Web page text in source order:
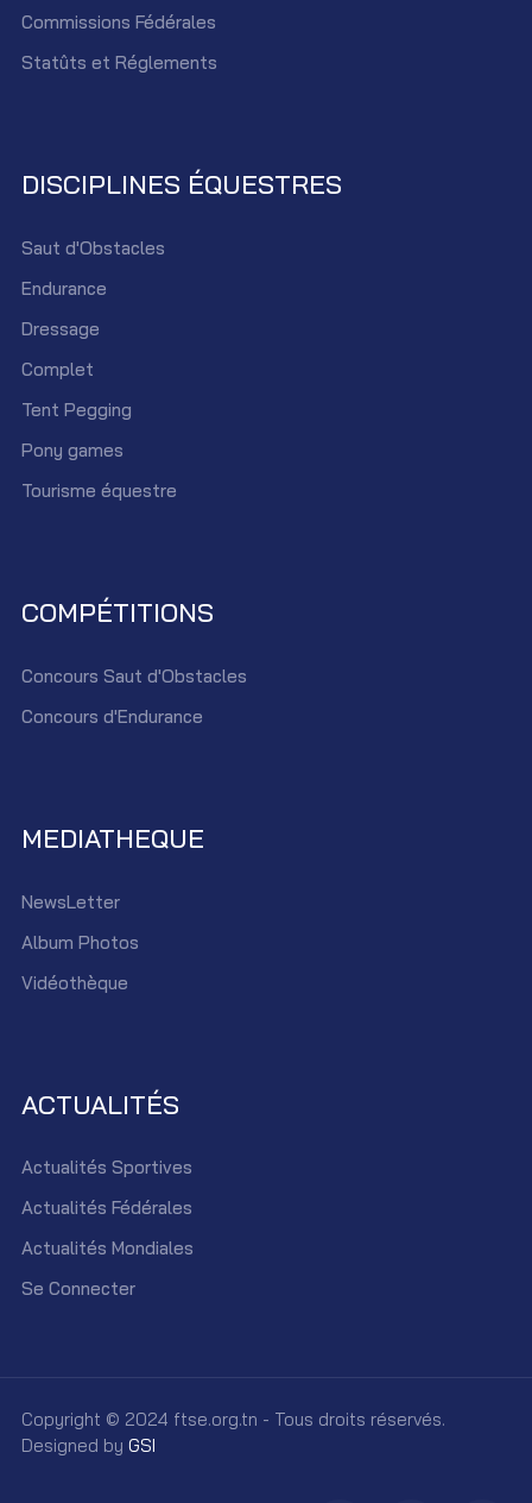
Commissions Fédérales
Statûts et Réglements
DISCIPLINES ÉQUESTRES
Saut d'Obstacles
Endurance
Dressage
Complet
Tent Pegging
Pony games
Tourisme équestre
COMPÉTITIONS
Concours Saut d'Obstacles
Concours d'Endurance
MEDIATHEQUE
NewsLetter
Album Photos
Vidéothèque
ACTUALITÉS
Actualités Sportives
Actualités Fédérales
Actualités Mondiales
Se Connecter
Copyright © 2024 ftse.org.tn - Tous droits réservés.
Designed by GSI